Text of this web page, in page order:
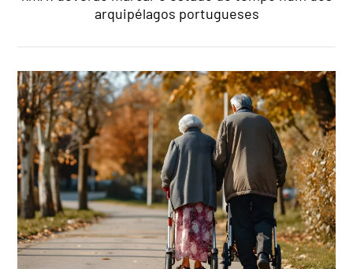
arquipélagos portugueses